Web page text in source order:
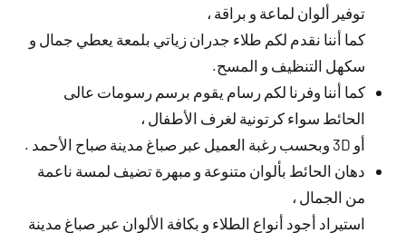
توفير ألوان لماعة و براقة ،
كما أننا نقدم لكم طلاء جدران زياتي بلمعة يعطي جمال و
سكهل التنظيف و المسح.
كما أننا وفرنا لكم رسام يقوم برسم رسومات عالى
الحائط سواء كرتونية لغرف الأطفال ،
أو 3D وبحسب رغبة العميل عبر صباغ مدينة صباح الأحمد .
دهان الحائط بألوان متنوعة و مبهرة تضيف لمسة ناعمة
من الجمال ،
استيراد أجود أنواع الطلاء و بكافة الألوان عبر صباغ مدينة